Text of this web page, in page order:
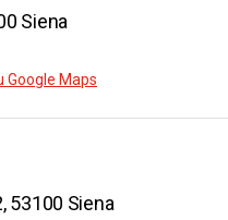
Siena
Google Maps
53100 Siena